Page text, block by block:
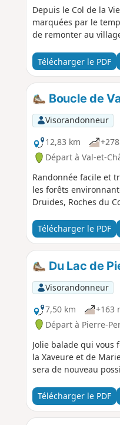
Depuis le Col de la
marquées par le
de remonter au
Télécharger le PDF
Boucle de
Visorandonneur
12,83 km
Départ à Val-et-
Randonnée facile et
les forêts
Druides, Roches du
Télécharger le PDF
Du Lac de
Visorandonneur
7,50 km
+163
Départ à Pierre-
Jolie balade qui vous
la Xaveure et de
sera de nouveau
Télécharger le PDF